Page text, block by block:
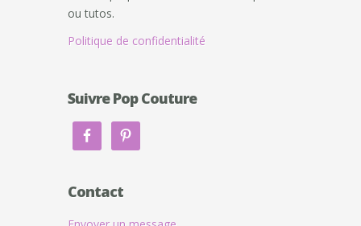
ou tutos.
Politique de confidentialité
Suivre Pop Couture
Contact